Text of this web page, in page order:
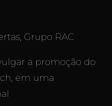
Grupo RAC
a promoção do
em uma